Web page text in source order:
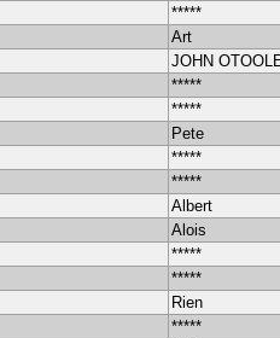
*****
Art
JOHN
*****
*****
Pete
*****
*****
Albert
Alois
*****
*****
Rien
*****